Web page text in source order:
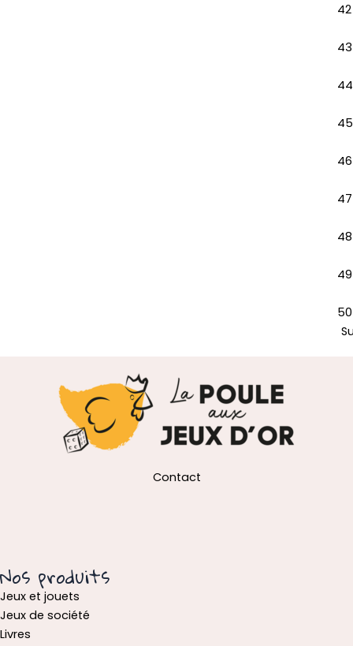
42
43
44
45
46
47
48
49
50
Contact
Nos produits
Jeux et jouets
Jeux de société
Livres